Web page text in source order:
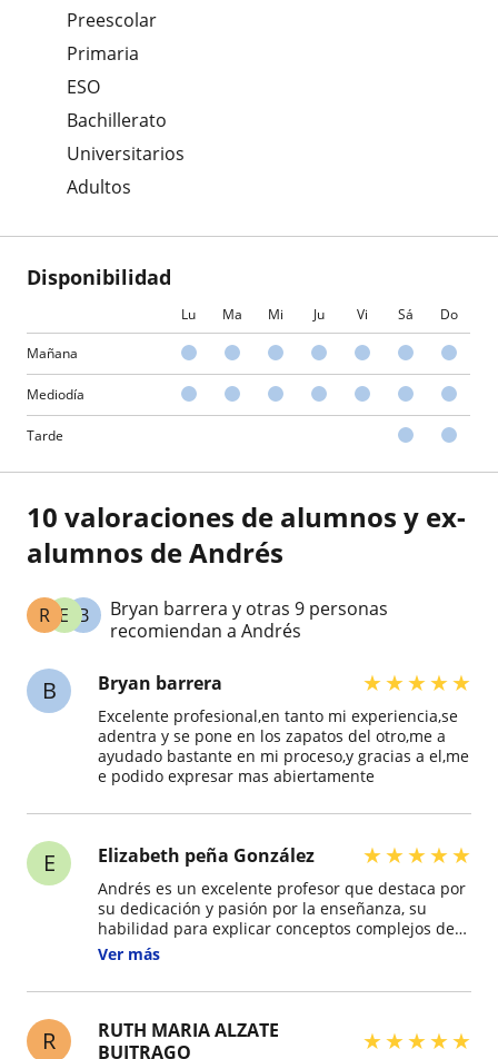
Preescolar
Primaria
ESO
Bachillerato
Universitarios
Adultos
Disponibilidad
Lu Ma Mi Ju Vi Sá Do
Mañana
Mediodía
Tarde
10 valoraciones de alumnos y ex-
alumnos de Andrés
B
E
R
Bryan barrera y otras 9 personas
recomiendan a Andrés
B Bryan barrera ★★★★★
Excelente profesional,en tanto mi experiencia,se
adentra y se pone en los zapatos del otro,me a
ayudado bastante en mi proceso,y gracias a el,me
e podido expresar mas abiertamente
E Elizabeth peña González ★★★★★
Andrés es un excelente profesor que destaca por
su dedicación y pasión por la enseñanza, su
habilidad para explicar conceptos complejos de
manera clara y accesible es admirable, lo que
Andrés se caracteriza por su paciencia y su
aquellos estudiantes que lo necesitan. Otra
cualidad notable de Andrés es su capacidad para
Ver más
R
RUTH MARIA ALZATE
BUITRAGO
★★★★★